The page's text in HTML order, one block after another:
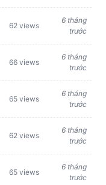
62 views
6 tháng
trước
66 views
6 tháng
trước
65 views
6 tháng
trước
62 views
6 tháng
trước
65 views
6 tháng
trước